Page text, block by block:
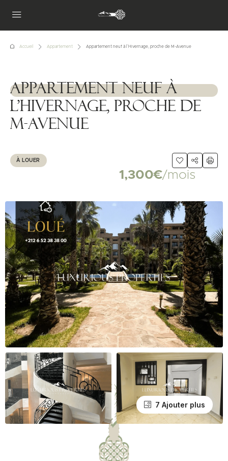
Accueil Appartement Appartement neuf à l’Hivernage, proche de M-Avenue
1111111
Appartement neuf à
l’Hivernage, proche de
M-Avenue
À LOUER
1,300€/mois
7 Ajouter plus